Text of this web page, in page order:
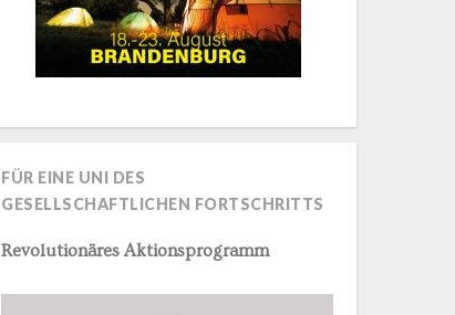
FÜR EINE UNI DES
GESELLSCHAFTLICHEN FORTSCHRITTS
Revolutionäres Aktionsprogramm